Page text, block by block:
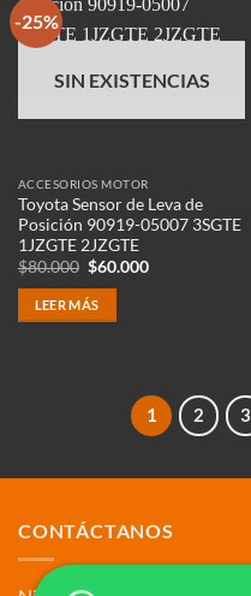
-25%
SIN EXISTENCIAS
ACCESORIOS MOTOR
Toyota Sensor de Leva de
Posición 90919-05007 3SGTE
1JZGTE 2JZGTE
$80.000 El
original
era:
$80.000.
$60.000El
LEER MÁS
1 2 3
CONTÁCTANOS